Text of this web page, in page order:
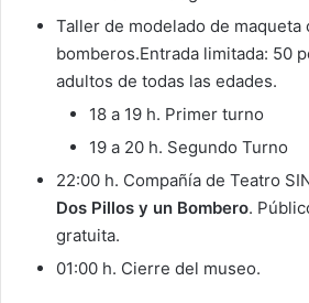
Taller de modelado de maqueta
bomberos.Entrada limitada: 50
adultos de todas las edades.
18 a 19 h. Primer turno
19 a 20 h. Segundo Turno
22:00 h. Compañía de Teatro
Dos Pillos y un Bombero.
gratuita.
01:00 h. Cierre del museo.